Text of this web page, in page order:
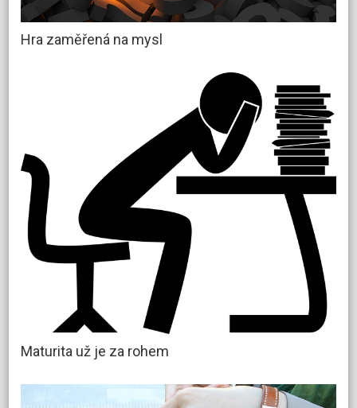
Hra zaměřená na mysl
Maturita už je za rohem